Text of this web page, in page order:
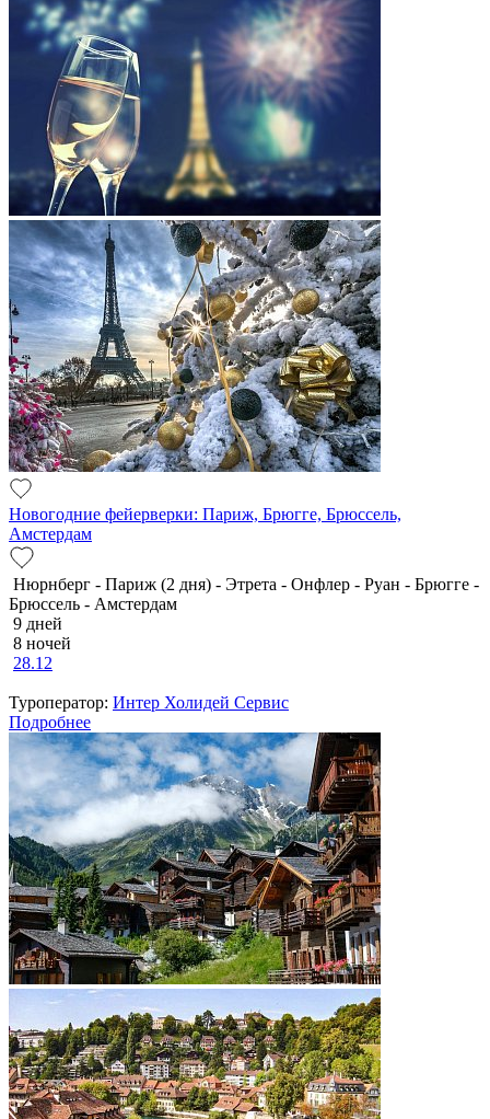
Новогодние фейерверки: Париж, Брюгге, Брюссель,
Амстердам
Нюрнберг - Париж (2 дня) - Этрета - Онфлер - Руан - Брюгге -
Брюссель - Амстердам
9 дней
8 ночей
28.12
Туроператор: Интер Холидей Сервис
Подробнее